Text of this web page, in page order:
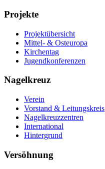
Projekte
Projektübersicht
Mittel- & Osteuropa
Kirchentag
Jugendkonferenzen
Nagelkreuz
Verein
Vorstand & Leitungskreis
Nagelkreuzzentren
International
Hintergrund
Versöhnung